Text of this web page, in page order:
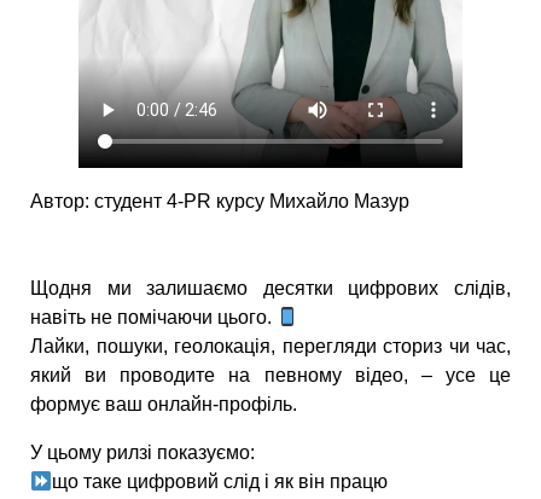
Автор: студент 4-PR курсу Михайло Мазур
Щодня ми залишаємо десятки цифрових слідів,
навіть не помічаючи цього.
Лайки, пошуки, геолокація, перегляди сториз чи час,
який ви проводите на певному відео, – усе це
формує ваш онлайн-профіль.
У цьому рилзі показуємо:
що таке цифровий слід і як він працю